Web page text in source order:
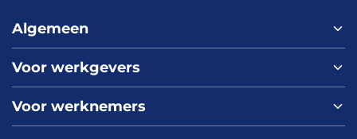
Algemeen
Home
Werken bij HOBIJ
Voor werkgevers
Nieuws
Voor werknemers